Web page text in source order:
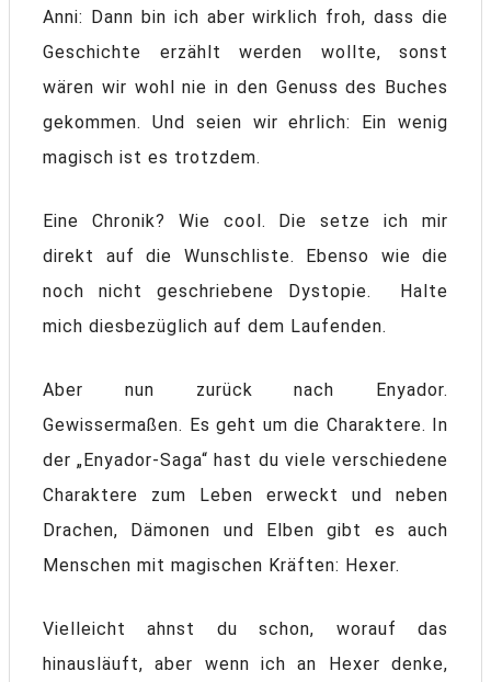
Anni: Dann bin ich aber wirklich froh, dass die
Geschichte erzählt werden wollte, sonst
wären wir wohl nie in den Genuss des Buches
gekommen. Und seien wir ehrlich: Ein wenig
magisch ist es trotzdem.
Eine Chronik? Wie cool. Die setze ich mir
direkt auf die Wunschliste. Ebenso wie die
noch nicht geschriebene Dystopie. Halte
mich diesbezüglich auf dem Laufenden.
Aber nun zurück nach Enyador.
Gewissermaßen. Es geht um die Charaktere. In
der „Enyador-Saga“ hast du viele verschiedene
Charaktere zum Leben erweckt und neben
Drachen, Dämonen und Elben gibt es auch
Menschen mit magischen Kräften: Hexer.
Vielleicht ahnst du schon, worauf das
hinausläuft, aber wenn ich an Hexer denke,